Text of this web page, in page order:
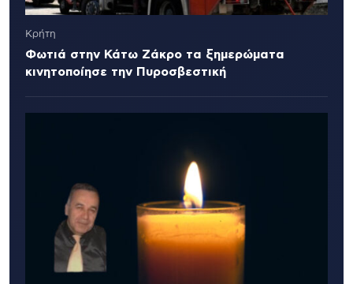
Κρήτη
Φωτιά στην Κάτω Ζάκρο τα ξημερώματα
κινητοποίησε την Πυροσβεστική